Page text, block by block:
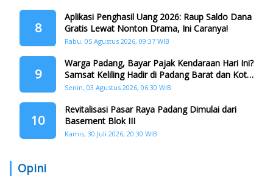
8
Aplikasi Penghasil Uang 2026: Raup Saldo Dana
Gratis Lewat Nonton Drama, Ini Caranya!
Rabu, 05 Agustus 2026, 09:37 WIB
9
Warga Padang, Bayar Pajak Kendaraan Hari Ini?
Samsat Keliling Hadir di Padang Barat dan Koto
Tangah
Senin, 03 Agustus 2026, 06:30 WIB
10
Revitalisasi Pasar Raya Padang Dimulai dari
Basement Blok III
Kamis, 30 Juli 2026, 20:30 WIB
Opini